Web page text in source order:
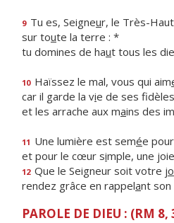
9 Tu es, Seigneur, le Très-Haut
sur toute la terre : *
tu domines de haut tous les
10 Haïssez le mal, vous qui aim
car il garde la vie de ses
et les arrache aux mains des
11 Une lumière est semée
et pour le cœur simple, une
12 Que le Seigneur soit votre jo
rendez grâce en rappelant son
PAROLE DE DIEU : (RM 8,